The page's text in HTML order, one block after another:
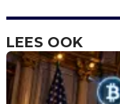
LEES OOK